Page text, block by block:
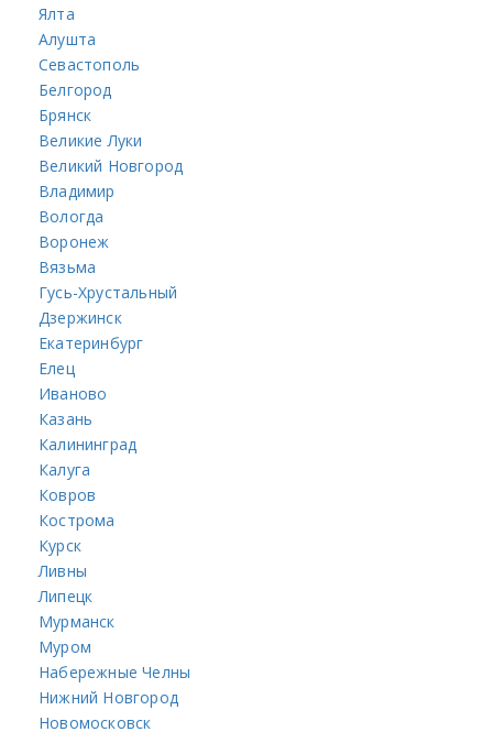
Ялта
Алушта
Севастополь
Белгород
Брянск
Великие Луки
Великий Новгород
Владимир
Вологда
Воронеж
Вязьма
Гусь-Хрустальный
Дзержинск
Екатеринбург
Елец
Иваново
Казань
Калининград
Калуга
Ковров
Кострома
Курск
Ливны
Липецк
Мурманск
Муром
Набережные Челны
Нижний Новгород
Новомосковск